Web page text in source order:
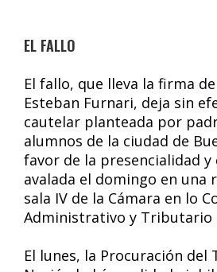
EL FALLO
El fallo, que lleva la firma
Esteban Furnari, deja sin
cautelar planteada por
alumnos de la ciudad de
favor de la presencialidad y
avalada el domingo en una
sala IV de la Cámara en lo
Administrativo y Tributario
El lunes, la Procuración del